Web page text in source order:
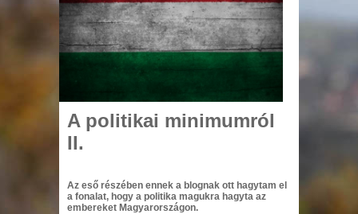
Journal
A politikai minimumról
II.
Az eső részében ennek a blognak ott hagytam el
a fonalat, hogy a politika magukra hagyta az
embereket Magyarországon.